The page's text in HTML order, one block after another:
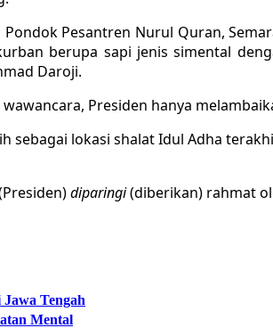
Pesantren Nurul Quran,
berupa sapi jenis simental
Daroji.
Presiden hanya
lokasi shalat Idul Adha
diparingi(diberikan) rahmat
Tengah
Mental